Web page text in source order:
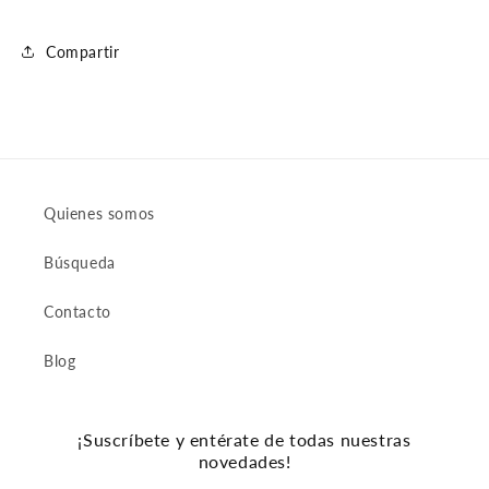
Compartir
Quienes somos
Búsqueda
Contacto
Blog
¡Suscríbete y entérate de todas nuestras
novedades!